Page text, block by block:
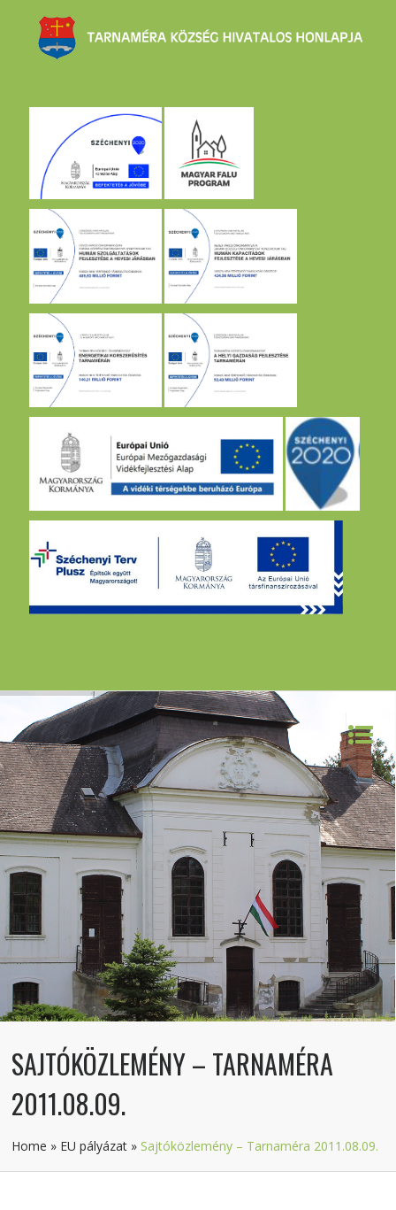
SAJTÓKÖZLEMÉNY – TARNAMÉRA
2011.08.09.
Home » EU pályázat » Sajtóközlemény – Tarnaméra 2011.08.09.